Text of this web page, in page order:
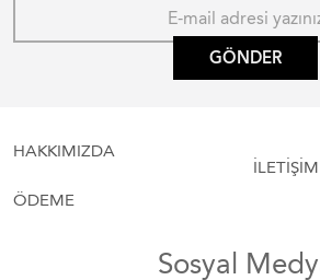
GÖNDER
HAKKIMIZDA
ÖDEME
İLETİŞİM
Sosyal